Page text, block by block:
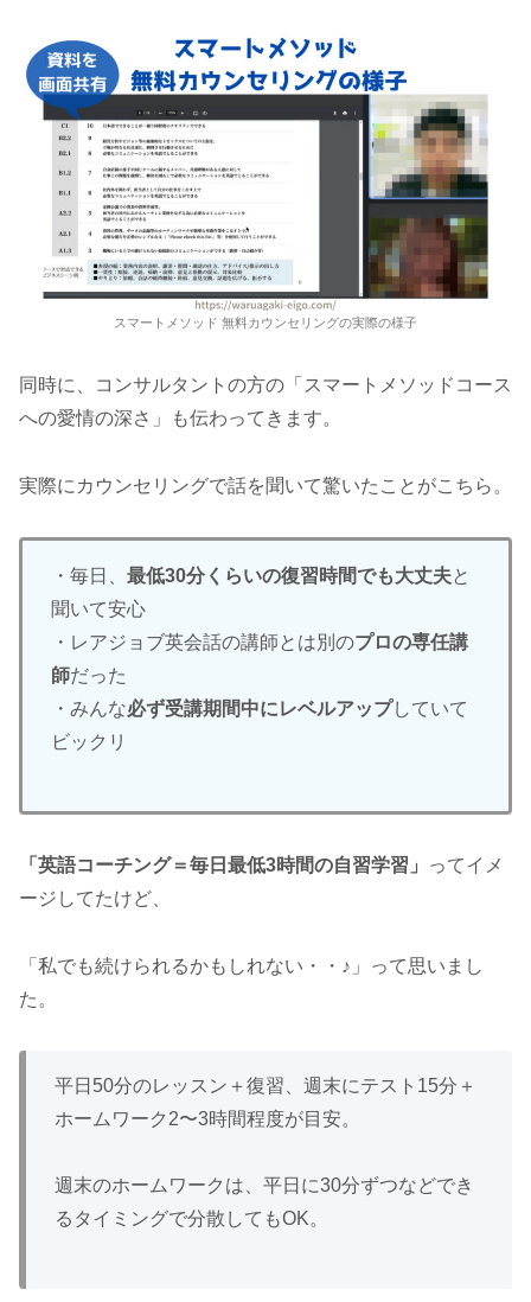
スマートメソッド 無料カウンセリングの実際の様子
同時に、コンサルタントの方の「スマートメソッドコース
への愛情の深さ」も伝わってきます。
実際にカウンセリングで話を聞いて驚いたことがこちら。
・毎日、 最低30分くらいの復習時間でも大丈夫と
聞いて安心
・レアジョブ英会話の講師とは別のプロの専任講
師だった
・みんな必ず受講期間中にレベルアップしていて
ビックリ
「英語コーチング＝毎日最低3時間の自習学習」
ってイメ
ージしてたけど、
「私でも続けられるかもしれない・・♪」って思いまし
た。
平日50分のレッスン＋復習、週末にテスト15分＋
ホームワーク2〜3時間程度が目安。
週末のホームワークは、平日に30分ずつなどでき
るタイミングで分散してもOK。